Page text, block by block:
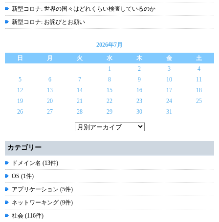
新型コロナ: 世界の国々はどれくらい検査しているのか
新型コロナ: お詫びとお願い
2026年7月
日
月 火 水 木 金
土
1
2 3
4
5
6 7 8 9 10
11
12
13 14 15 16 17
18
19
20 21 22 23 24
25
26
27 28 29 30 31
カテゴリー
ドメイン名 (13件)
OS (1件)
アプリケーション (5件)
ネットワーキング (9件)
社会 (116件)